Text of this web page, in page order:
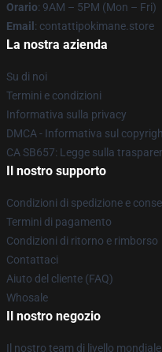
Orario: 9AM – 5PM (Mon – Fri)
Email : contattipokimane.store
La nostra azienda
Su di noi
Termini e condizioni
Informativa sulla privacy
DMCA - Informativa sul
CA SB657: Legge sulla
Il nostro supporto
Condizioni di spedizione e
Termini di pagamento
Condizioni di ritorno e rimborso
Contattaci
Aiuto del cliente (FAQ)
Whosale
Il nostro negozio
Il nostro team di livello